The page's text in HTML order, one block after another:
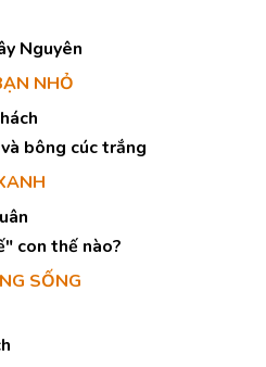
Nguyên
NHỎ
bông cúc trắng
con thế nào?
SỐNG